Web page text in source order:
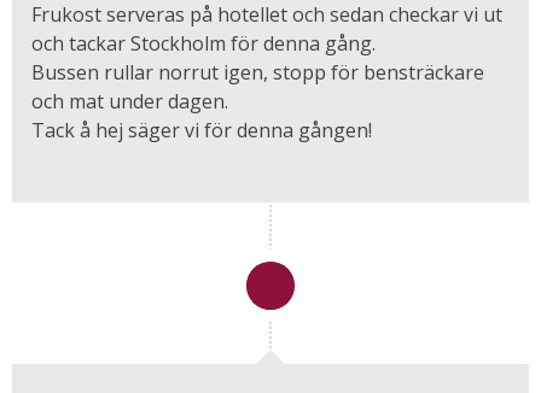
Frukost serveras på hotellet och sedan checkar vi ut
och tackar Stockholm för denna gång.
Bussen rullar norrut igen, stopp för bensträckare
och mat under dagen.
Tack å hej säger vi för denna gången!